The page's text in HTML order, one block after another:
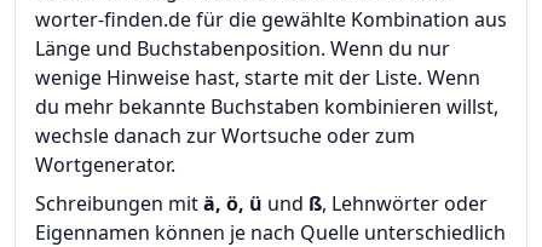
worter-finden.de für die gewählte Kombination aus
Länge und Buchstabenposition. Wenn du nur
wenige Hinweise hast, starte mit der Liste. Wenn
du mehr bekannte Buchstaben kombinieren willst,
wechsle danach zur Wortsuche oder zum
Wortgenerator.
Schreibungen mitä, ö, ü und ß, Lehnwörter oder
Eigennamen können je nach Quelle unterschiedlich